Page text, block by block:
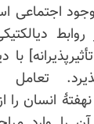
اجتماعی
روابط
تعامل
انسان را